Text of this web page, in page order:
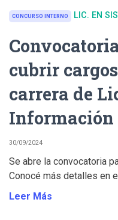
CONCURSO INTERNO LIC. EN
cubrir
carrera de
Información
30/09/2024
Se abre la convocatoria
Conocé más detalles en
Leer Más